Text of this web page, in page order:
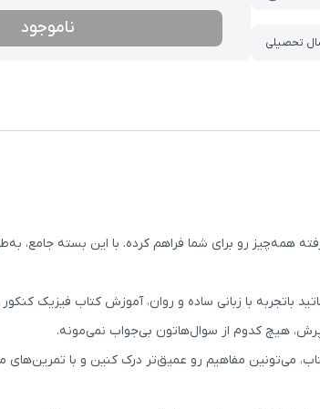
تحصیلی
ناموجود
رو برای شما فراهم کرده. با این بسته جامع،
با زبانی ساده و روان، آموزش کتاب فیزیک کنکور
پرش، هیچ کدوم از سوال‌هاتون بی‌جواب نمی‌مونه.
می‌تونین مفاهیم رو عمیق‌تر درک کنین و با تمرین‌های